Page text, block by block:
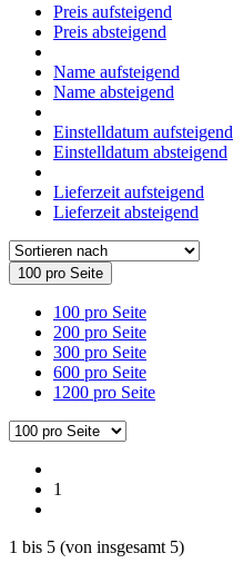
Preis aufsteigend
Preis absteigend
Name aufsteigend
Name absteigend
Einstelldatum aufsteigend
Einstelldatum absteigend
Lieferzeit aufsteigend
Lieferzeit absteigend
100 pro Seite
100 pro Seite
200 pro Seite
300 pro Seite
600 pro Seite
1200 pro Seite
1
1 bis 5 (von insgesamt 5)